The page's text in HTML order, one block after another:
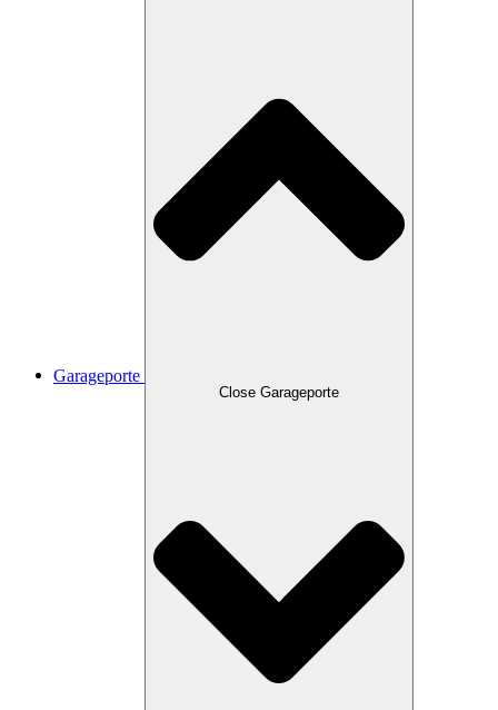
Garageporte
Close Garageporte